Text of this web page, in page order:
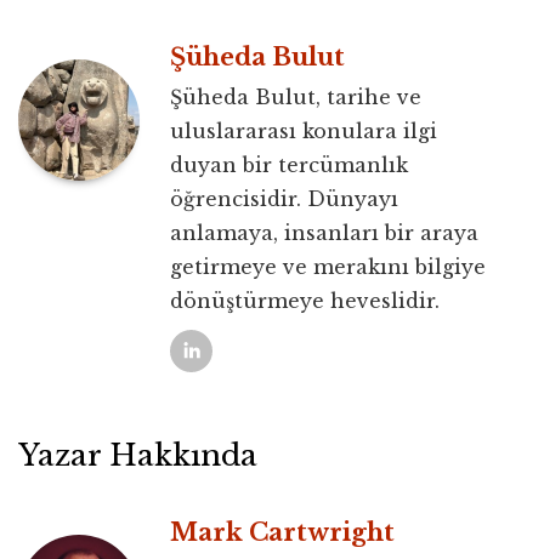
Şüheda Bulut
Şüheda Bulut, tarihe ve
uluslararası konulara ilgi
duyan bir tercümanlık
öğrencisidir. Dünyayı
anlamaya, insanları bir araya
getirmeye ve merakını bilgiye
dönüştürmeye heveslidir.
Yazar Hakkında
Mark Cartwright